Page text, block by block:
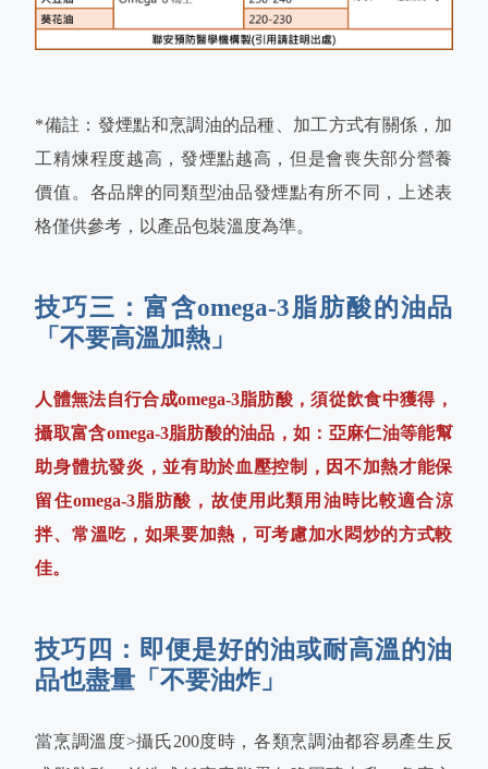
*備註：發煙點和烹調油的品種、加工方式有關係，加
工精煉程度越高，發煙點越高，但是會喪失部分營養
價值。各品牌的同類型油品發煙點有所不同，上述表
格僅供參考，以產品包裝溫度為準。
技巧三：富含omega-3脂肪酸的油品
「不要高溫加熱」
人體無法自行合成omega-3脂肪酸，須從飲食中獲得，
攝取富含omega-3脂肪酸的油品，如：亞麻仁油等能幫
助身體抗發炎，並有助於血壓控制，因不加熱才能保
留住omega-3脂肪酸，故使用此類用油時比較適合涼
拌、常溫吃，如果要加熱，可考慮加水悶炒的方式較
佳。
技巧四：即便是好的油或耐高溫的油
品也盡量「不要油炸」
當烹調溫度>攝氏200度時，各類烹調油都容易產生反